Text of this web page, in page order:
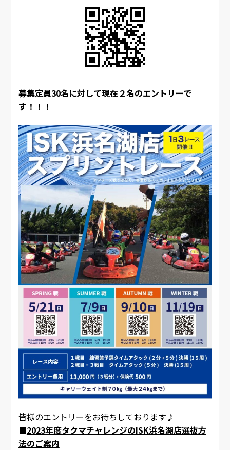
募集定員30名に対して現在２名のエントリーで
す！！！
皆様のエントリーをお待ちしております♪
■2023年度タクマチャレンジのISK浜名湖店選抜方
法のご案内